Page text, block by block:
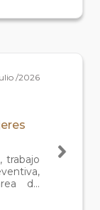
/2026
trabajo
de